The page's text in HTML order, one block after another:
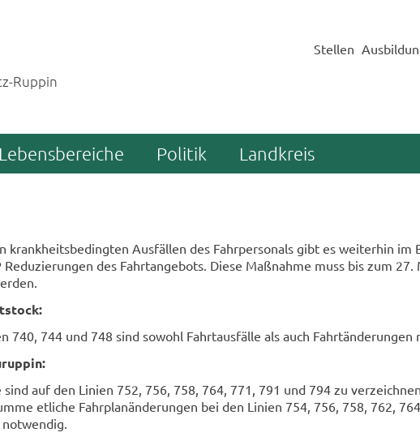
Ruppin
Stellen
Lebensbereiche Politik Landkreis
krank­heits­be­ding­ten Aus­fäl­len des Fahr­per­so­nals gibt es wei­ter­hin im
Re­du­zie­run­gen des Fahrt­an­ge­bots. Diese Maß­nah­me muss bis zum 27.
740, 744 und 748 sind so­wohl Fahrt­aus­fäl­le als auch Fahrt­än­de­run­gen
sind auf den Li­ni­en 752, 756, 758, 764, 771, 791 und 794 zu
et­li­che Fahr­plan­än­de­run­gen bei den Li­ni­en 754, 756, 758, 762,